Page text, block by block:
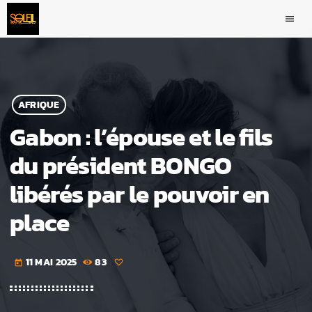
menu
AFRIQUE
Gabon : l’épouse et le fils
du président BONGO
libérés par le pouvoir en
place
today 11 MAI 2025 83